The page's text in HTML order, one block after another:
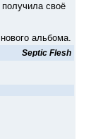
своё
альбома.
Septic Flesh